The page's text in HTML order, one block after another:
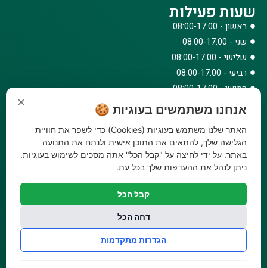
שעות פעילות
ראשון - 08:00-17:00
שני - 08:00-17:00
שלישי - 08:00-17:00
רביעי - 08:00-17:00
חמישי - 08:00-17:00
שישי - 08:00-12:30
צרו קשר
073-779-6243
וואטסאפ
amirbair@amir-agricul.co.il
משלוחים:
עלות משלוח עד הבית 29.90 ₪, משלוח חינם בקניה מעל
× אנחנו משתמשים בעוגיות 🍪
האתר שלנו משתמש בעוגיות (Cookies) כדי לשפר את חוויית
הגלישה שלך, להתאים את התוכן אישית ולנתח את התנועה
באתר. על ידי לחיצה על "קבל הכל" אתה מסכים לשימוש בעוגיות.
ניתן לנהל את ההעדפות שלך בכל עת.
קבל הכל
דחה הכל
הגדרות מתקדמות